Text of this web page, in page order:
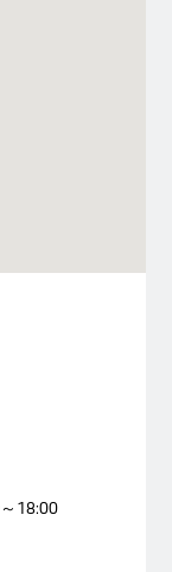
18:00